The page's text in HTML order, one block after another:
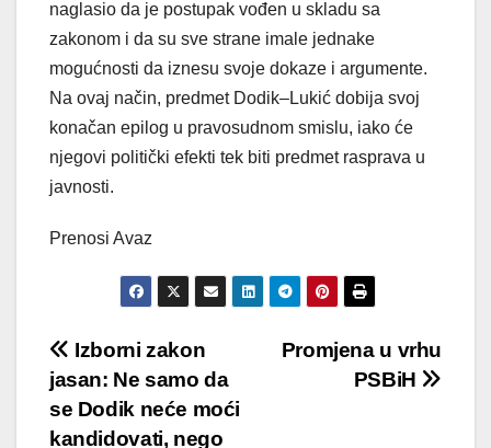
naglasio da je postupak vođen u skladu sa
zakonom i da su sve strane imale jednake
mogućnosti da iznesu svoje dokaze i argumente.
Na ovaj način, predmet Dodik–Lukić dobija svoj
konačan epilog u pravosudnom smislu, iako će
njegovi politički efekti tek biti predmet rasprava u
javnosti.
Prenosi Avaz
Post
navigation
Promjena u vrhu
PSBiH
Izborni zakon
jasan: Ne samo da
se Dodik neće moći
kandidovati, nego